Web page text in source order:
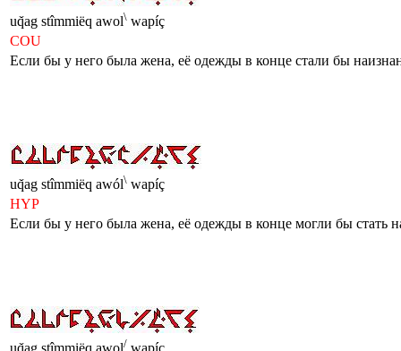
uq̌ag stîmmiëq awol\ wapíç
COU
Если бы у него была жена, её одежды в конце стали бы
uq̌ag stîmmiëq awól\ wapíç
HYP
Если бы у него была жена, её одежды в конце могли бы стать
/